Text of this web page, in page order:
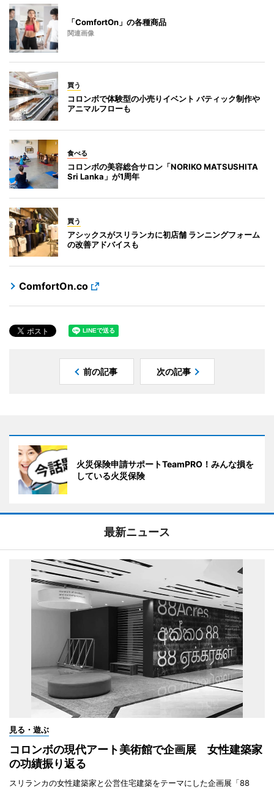
「ComfortOn」の各種商品
関連画像
買う
コロンボで体験型の小売りイベント バティック制作や
アニマルフローも
食べる
コロンボの美容総合サロン「NORIKO MATSUSHITA
Sri Lanka」が1周年
買う
アシックスがスリランカに初店舗 ランニングフォーム
の改善アドバイスも
ComfortOn.co
前の記事 次の記事
火災保険申請サポートTeamPRO！みんな損を
している火災保険
最新ニュース
見る・遊ぶ
コロンボの現代アート美術館で企画展 女性建築家
の功績振り返る
スリランカの女性建築家と公営住宅建築をテーマにした企画展「88